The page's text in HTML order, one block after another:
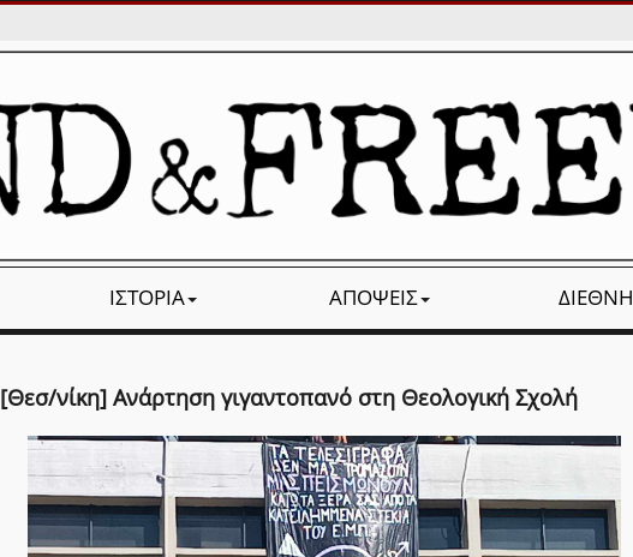
ΙΣΤΟΡΊΑ ΑΠΌΨΕΙΣ ΔΙΕΘΝΉ
[Θεσ/νίκη] Ανάρτηση γιγαντοπανό στη Θεολογική Σχολή